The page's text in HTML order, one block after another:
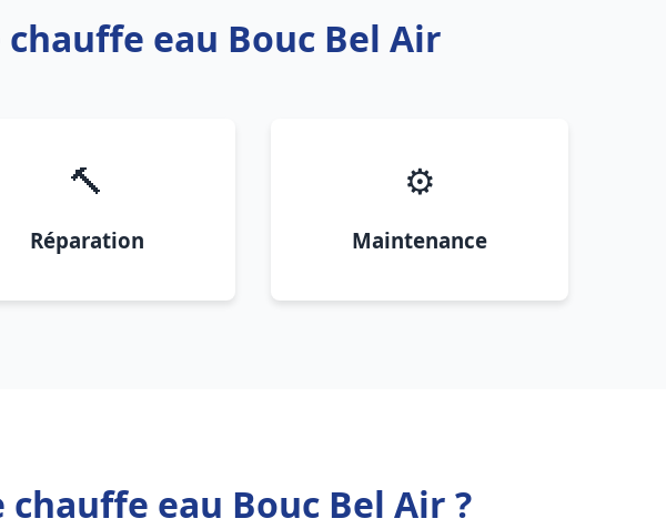
eau Bouc Bel Air
🔨
Réparation
⚙️
Maintenance
eau Bouc Bel Air ?